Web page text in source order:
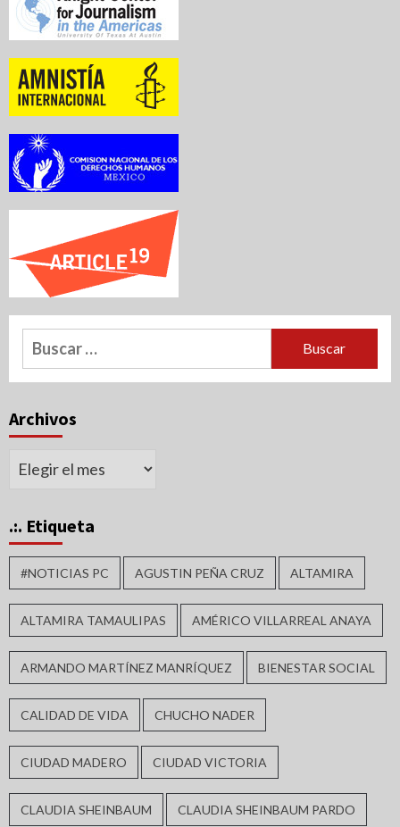
Buscar:
Archivos
Archivos
.:. Etiqueta
#NOTICIAS PC AGUSTIN PEÑA CRUZ ALTAMIRA
ALTAMIRA TAMAULIPAS AMÉRICO VILLARREAL ANAYA
ARMANDO MARTÍNEZ MANRÍQUEZ BIENESTAR SOCIAL
CALIDAD DE VIDA CHUCHO NADER
CIUDAD MADERO CIUDAD VICTORIA
CLAUDIA SHEINBAUM CLAUDIA SHEINBAUM PARDO